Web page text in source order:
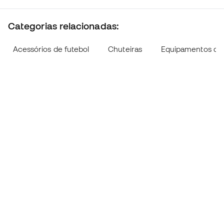
Categorias relacionadas:
Acessórios de futebol Chuteiras Equipamentos